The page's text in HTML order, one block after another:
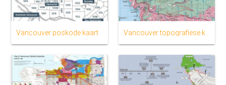
Vancouver poskode kaart Vancouver topografiese kaart